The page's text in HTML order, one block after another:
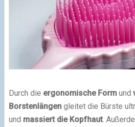
Durch die ergonomische Formund
Borstenlängengleitet die Bürste
und massiert die Kopfhaut.